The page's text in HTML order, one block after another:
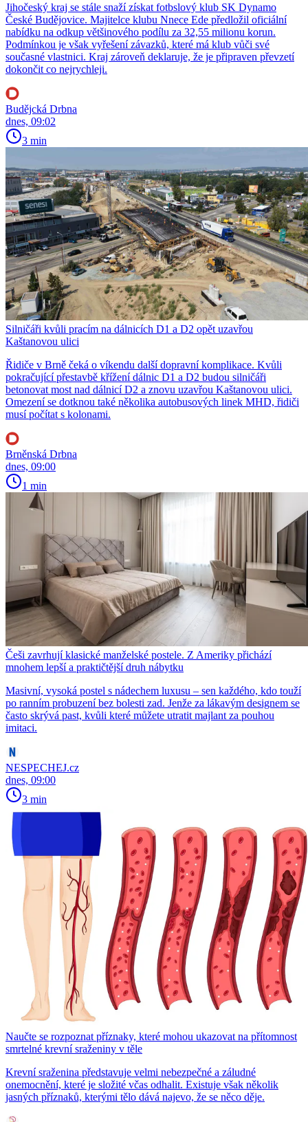
Jihočeský kraj se stále snaží získat fotbslový klub SK Dynamo
České Budějovice. Majitelce klubu Nnece Ede předložil oficiální
nabídku na odkup většinového podílu za 32,55 milionu korun.
Podmínkou je však vyřešení závazků, které má klub vůči své
současné vlastnici. Kraj zároveň deklaruje, že je připraven převzetí
dokončit co nejrychleji.
Budějcká Drbna
dnes, 09:02
3 min
Silničáři kvůli pracím na dálnicích D1 a D2 opět uzavřou
Kaštanovou ulici
Řidiče v Brně čeká o víkendu další dopravní komplikace. Kvůli
pokračující přestavbě křížení dálnic D1 a D2 budou silničáři
betonovat most nad dálnicí D2 a znovu uzavřou Kaštanovou ulici.
Omezení se dotknou také několika autobusových linek MHD, řidiči
musí počítat s kolonami.
Brněnská Drbna
dnes, 09:00
1 min
Češi zavrhují klasické manželské postele. Z Ameriky přichází
mnohem lepší a praktičtější druh nábytku
Masivní, vysoká postel s nádechem luxusu – sen každého, kdo touží
po ranním probuzení bez bolesti zad. Jenže za lákavým designem se
často skrývá past, kvůli které můžete utratit majlant za pouhou
imitaci.
NESPECHEJ.cz
dnes, 09:00
3 min
Naučte se rozpoznat příznaky, které mohou ukazovat na přítomnost
smrtelné krevní sraženiny v těle
Krevní sraženina představuje velmi nebezpečné a záludné
onemocnění, které je složité včas odhalit. Existuje však několik
jasných příznaků, kterými tělo dává najevo, že se něco děje.